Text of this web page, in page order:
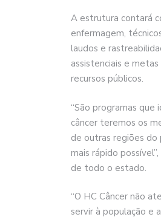
A estrutura contará
enfermagem,
laudos e
assistenciais e
recursos públicos.
“São programas
câncer teremos os
de outras regiões do
mais rápido
de todo o estado.
“O HC Câncer não
servir à população e